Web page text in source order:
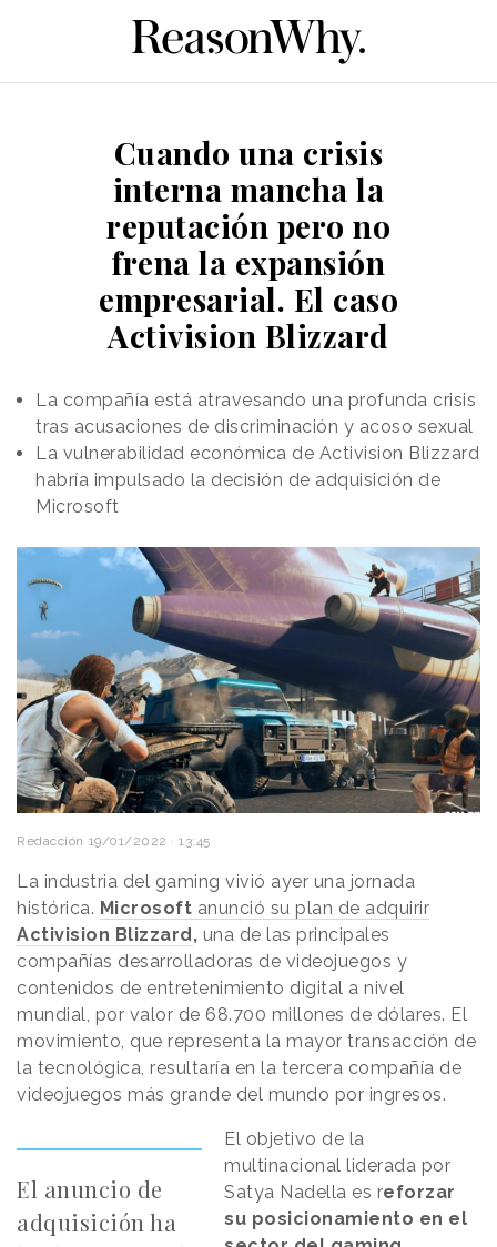
Cuando una crisis
interna mancha la
reputación pero no
frena la expansión
empresarial. El caso
Activision Blizzard
La compañía está atravesando una profunda crisis
tras acusaciones de discriminación y acoso sexual
La vulnerabilidad económica de Activision Blizzard
habría impulsado la decisión de adquisición de
Microsoft
Redacción 19/01/2022 · 13:45
La industria del gaming vivió ayer una jornada
histórica. Microsoft anunció su plan de adquirir
Activision Blizzard , una de las principales
compañías desarrolladoras de videojuegos y
contenidos de entretenimiento digital a nivel
mundial, por valor de 68.700 millones de dólares. El
movimiento, que representa la mayor transacción de
la tecnológica, resultaría en la tercera compañía de
videojuegos más grande del mundo por ingresos.
El anuncio de
adquisición ha
El objetivo de la
multinacional liderada por
Satya Nadella es reforzar
su posicionamiento en el